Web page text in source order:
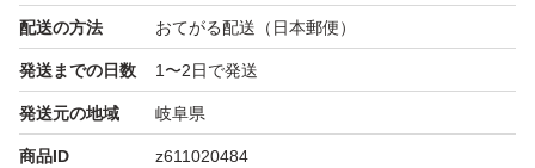
簡易包装の上発送いたします。
画像の台紙は商品に含みません。
ホルダーは別売りです。
ご理解ご了承の上ご購入お願いいたします。
配送の方法 おてがる配送（日本郵便）
発送までの日数 1〜2日で発送
発送元の地域 岐阜県
商品ID z611020484